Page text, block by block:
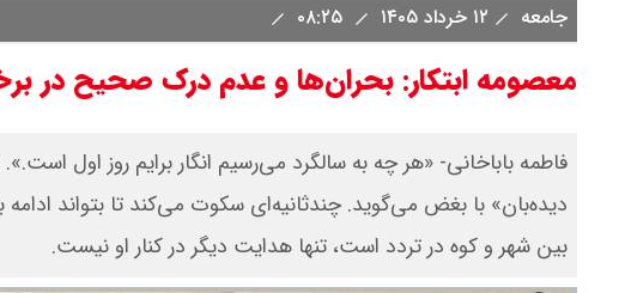
جامعه ۱۲ خرداد ۱۴۰۵
معصومه ابتکار: بحران‌ها و عدم درک صحیح در
فاطمه باباخانی- «هر چه به سالگرد می‌رسیم انگار برایم روز اول
دیده‌بان» با بغض می‌گوید. چندثانیه‌ای سکوت می‌کند تا بتواند ادامه
بین شهر و کوه در تردد است، تنها هدایت دیگر در کنار او نیست.